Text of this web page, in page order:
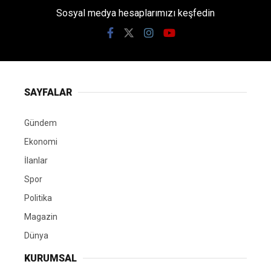
Sosyal medya hesaplarımızı keşfedin
SAYFALAR
Gündem
Ekonomi
İlanlar
Spor
Politika
Magazin
Dünya
KURUMSAL